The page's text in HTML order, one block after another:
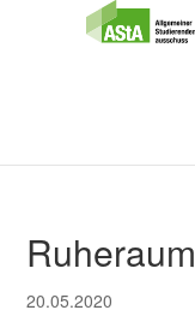
Ruheraum
20.05.2020